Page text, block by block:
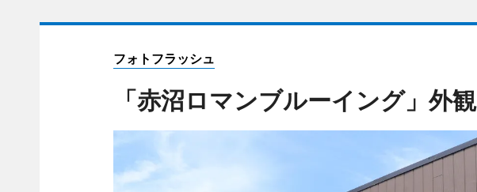
フォトフラッシュ
「赤沼ロマンブルーイング」外観